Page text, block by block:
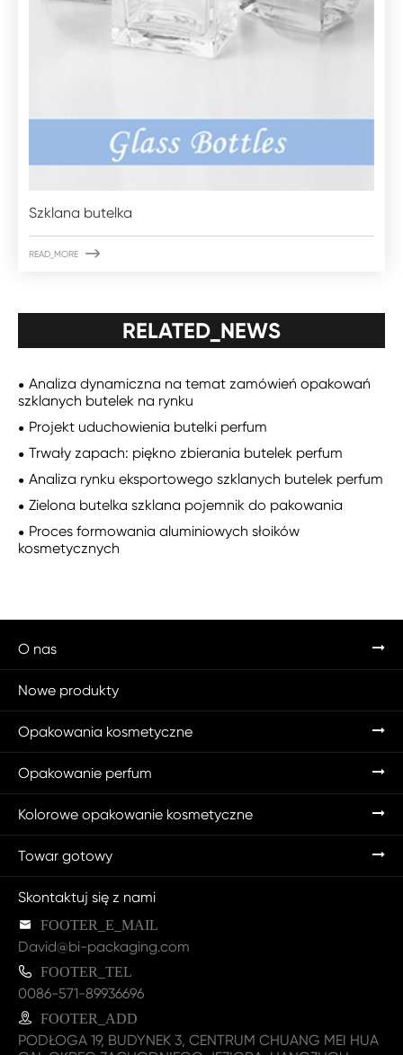
Szklana butelka
READ_MORE 
RELATED_NEWS
Analiza dynamiczna na temat zamówień opakowań
szklanych butelek na rynku
Projekt uduchowienia butelki perfum
Trwały zapach: piękno zbierania butelek perfum
Analiza rynku eksportowego szklanych butelek perfum
Zielona butelka szklana pojemnik do pakowania
Proces formowania aluminiowych słoików
kosmetycznych
O nas
Nowe produkty
Opakowania kosmetyczne
Opakowanie perfum
Kolorowe opakowanie kosmetyczne
Towar gotowy
Skontaktuj się z nami
 FOOTER_E_MAIL
David@bi-packaging.com
 FOOTER_TEL
0086-571-89936696
 FOOTER_ADD
PODŁOGA 19, BUDYNEK 3, CENTRUM CHUANG MEI HUA